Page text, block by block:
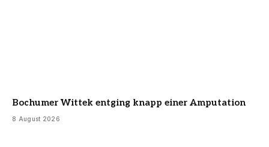
Bochumer Wittek entging knapp einer Amputation
8 August 2026